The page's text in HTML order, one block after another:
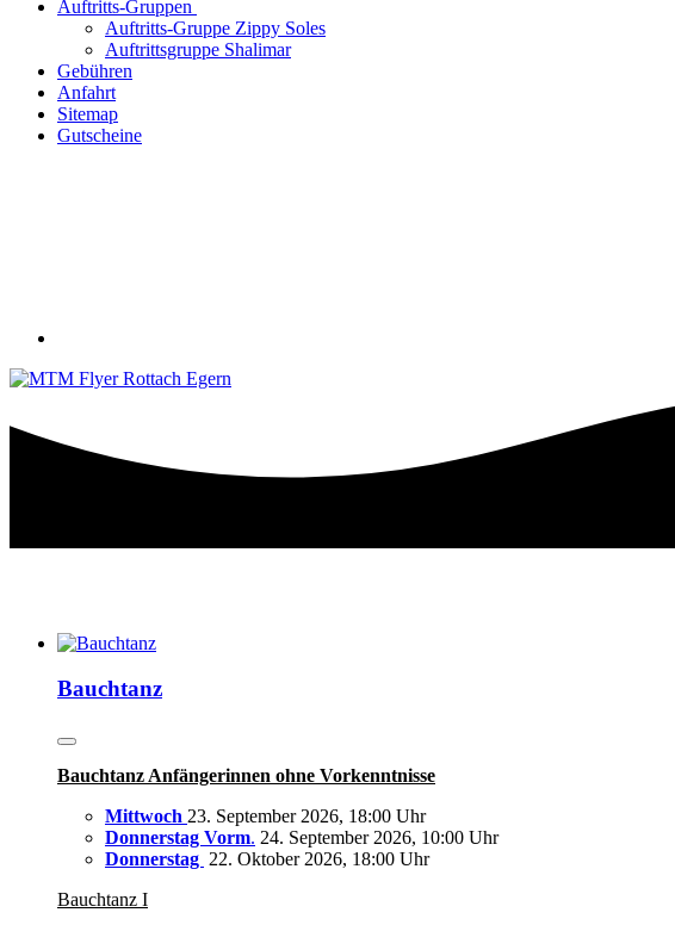
Auftritts-Gruppen
Auftritts-Gruppe Zippy Soles
Auftrittsgruppe Shalimar
Gebühren
Anfahrt
Sitemap
Gutscheine
Bauchtanz
Bauchtanz Anfängerinnen ohne Vorkenntnisse
Mittwoch 23. September 2026, 18:00 Uhr
Donnerstag Vorm. 24. September 2026, 10:00 Uhr
Donnerstag 22. Oktober 2026, 18:00 Uhr
Bauchtanz I